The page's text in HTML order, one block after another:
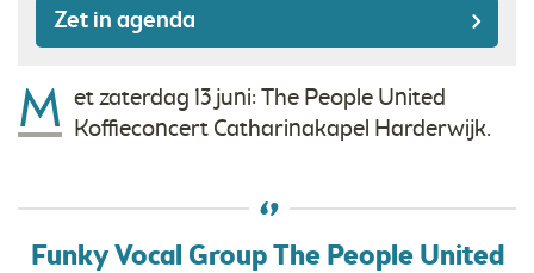
Zet in agenda
M et zaterdag 13 juni: The People United
Koffieconcert Catharinakapel Harderwijk.
Funky Vocal Group The People United